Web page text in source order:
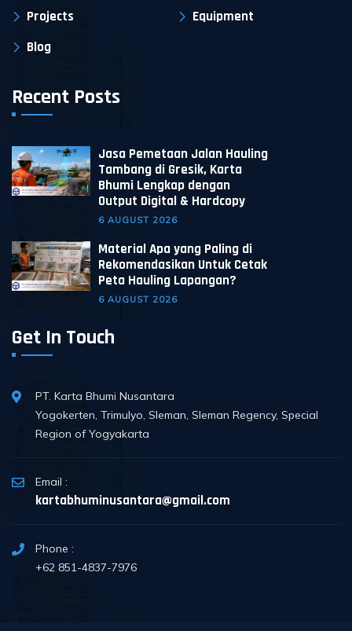
Projects
Equipment
Blog
Recent Posts
Jasa Pemetaan Jalan Hauling
Tambang di Gresik, Karta
Bhumi Lengkap dengan
Output Digital & Hardcopy
6 AUGUST 2026
Material Apa yang Paling di
Rekomendasikan Untuk Cetak
Peta Hauling Lapangan?
6 AUGUST 2026
Get In Touch
PT. Karta Bhumi Nusantara
Yogokerten, Trimulyo, Sleman, Sleman Regency, Special
Region of Yogyakarta
Email :
kartabhuminusantara@gmail.com
Phone :
+62 851-4837-7976